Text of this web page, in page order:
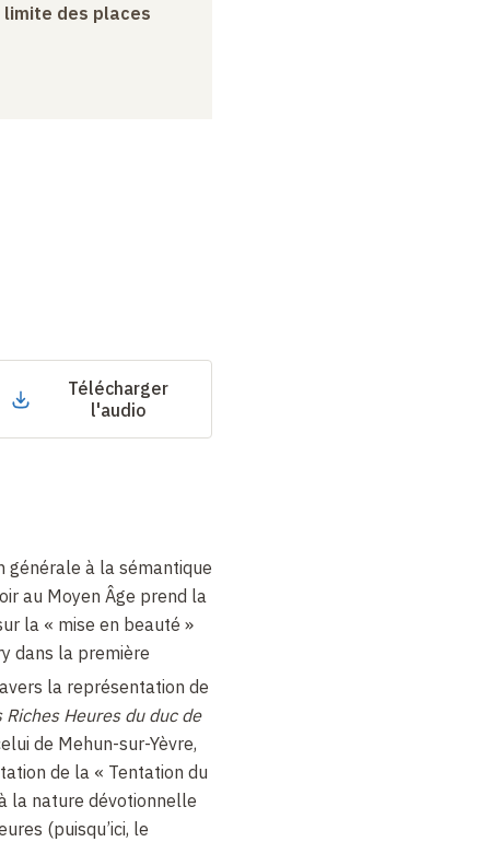
limite des places
Télécharger
l'audio
générale à la sémantique
au Moyen Âge prend la
la « mise en beauté »
dans la première
la représentation de
Riches Heures du duc de
de Mehun-sur-Yèvre,
de la « Tentation du
la nature dévotionnelle
(puisqu’ici, le